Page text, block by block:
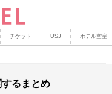
チケット USJ ホテル空室
するまとめ